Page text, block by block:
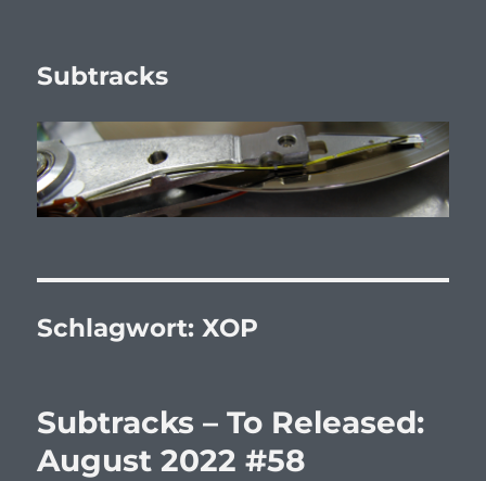
Subtracks
Schlagwort:ХОР
Subtracks – To Released:
August 2022 #58